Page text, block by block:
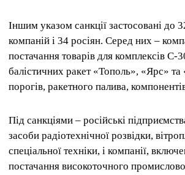
Іншим указом санкції застосовані до
компаній і 34 росіян. Серед них –
постачання товарів для комплексів С-
балістичних ракет «Тополь», «Ярс» та
порогів, ракетного палива,
Під санкціями – російські
засоби радіотехнічної розвідки,
спеціальної техніки, і компанії,
постачання високоточного